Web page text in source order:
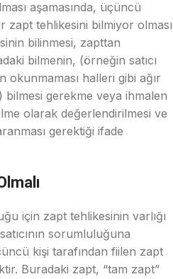
aşamasında, üçüncü
zapt tehlikesini bilmiyor olması
bilinmesi, zapttan
bilmenin, (örneğin satıcı
okunmaması halleri gibi ağır
bilmesi gerekme veya ihmalen
olarak değerlendirilmesi ve
gerektiği ifade
için zapt tehlikesinin varlığı
sorumluluğuna
kişi tarafından fiilen zapt
Buradaki zapt, “tam zapt”